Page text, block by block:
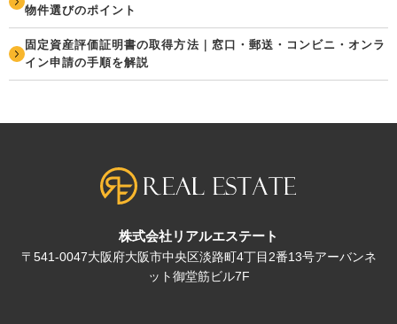
物件選びのポイント
固定資産評価証明書の取得方法｜窓口・郵送・コンビニ・オンラ
イン申請の手順を解説
株式会社リアルエステート
〒541-0047大阪府大阪市中央区淡路町4丁目2番13号アーバンネ
ット御堂筋ビル7F